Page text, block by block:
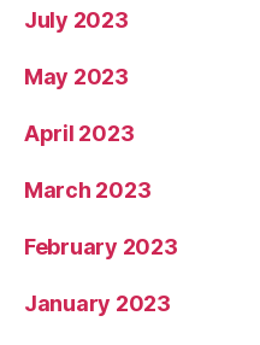
July 2023
May 2023
April 2023
March 2023
February 2023
January 2023